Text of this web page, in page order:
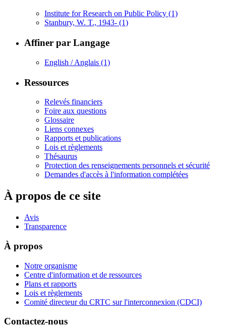
Institute for Research on Public Policy (1)
Stanbury, W. T., 1943- (1)
Affiner par Langage
English / Anglais (1)
Ressources
Relevés financiers
Foire aux questions
Glossaire
Liens connexes
Rapports et publications
Lois et règlements
Thésaurus
Protection des renseignements personnels et sécurité
Demandes d'accès à l'information complétées
À propos de ce site
Avis
Transparence
À propos
Notre organisme
Centre d'information et de ressources
Plans et rapports
Lois et règlements
Comité directeur du CRTC sur l'interconnexion (CDCI)
Contactez-nous